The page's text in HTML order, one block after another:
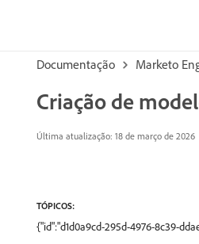
Documentação Marketo
Criação de
Última atualização: 18 de março de 2026
TÓPICOS:
{"id":"d1d0a9cd-295d-4976-8c39-